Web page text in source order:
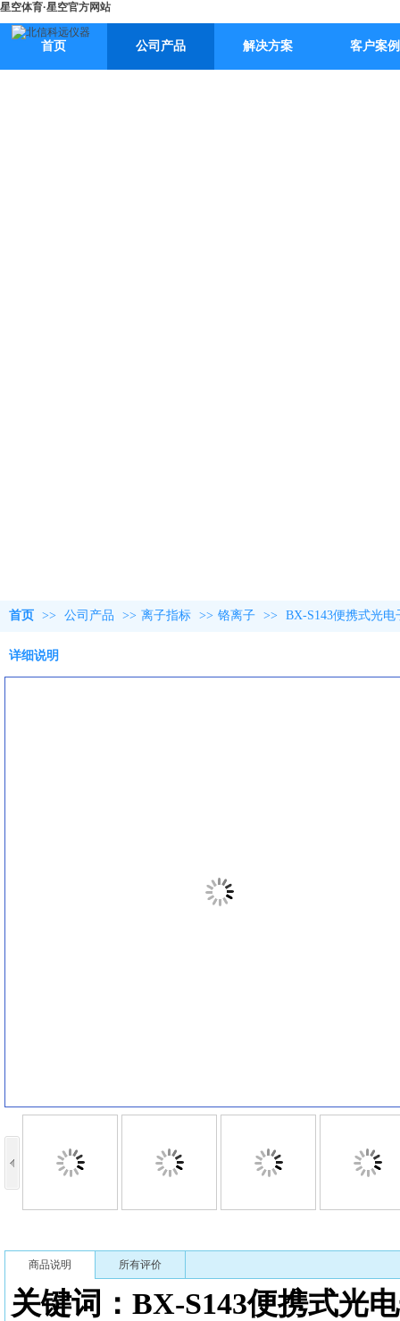
星空体育·星空官方网站
首页 公司产品 解决方案 客户案例
首页 >> 公司产品 >> 离子指标 >> 铬离子 >> BX-S143便携式光
详细说明
商品说明 所有评价
关键词：BX-S143便携式光